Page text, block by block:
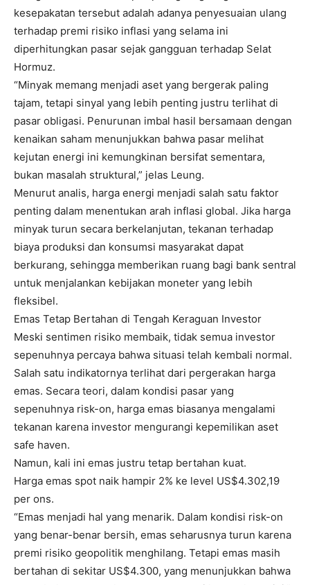
kesepakatan tersebut adalah adanya penyesuaian ulang
terhadap premi risiko inflasi yang selama ini
diperhitungkan pasar sejak gangguan terhadap Selat
Hormuz.
“Minyak memang menjadi aset yang bergerak paling
tajam, tetapi sinyal yang lebih penting justru terlihat di
pasar obligasi. Penurunan imbal hasil bersamaan dengan
kenaikan saham menunjukkan bahwa pasar melihat
kejutan energi ini kemungkinan bersifat sementara,
bukan masalah struktural,” jelas Leung.
Menurut analis, harga energi menjadi salah satu faktor
penting dalam menentukan arah inflasi global. Jika harga
minyak turun secara berkelanjutan, tekanan terhadap
biaya produksi dan konsumsi masyarakat dapat
berkurang, sehingga memberikan ruang bagi bank sentral
untuk menjalankan kebijakan moneter yang lebih
fleksibel.
Emas Tetap Bertahan di Tengah Keraguan Investor
Meski sentimen risiko membaik, tidak semua investor
sepenuhnya percaya bahwa situasi telah kembali normal.
Salah satu indikatornya terlihat dari pergerakan harga
emas. Secara teori, dalam kondisi pasar yang
sepenuhnya risk-on, harga emas biasanya mengalami
tekanan karena investor mengurangi kepemilikan aset
safe haven.
Namun, kali ini emas justru tetap bertahan kuat.
Harga emas spot naik hampir 2% ke level US$4.302,19
per ons.
“Emas menjadi hal yang menarik. Dalam kondisi risk-on
yang benar-benar bersih, emas seharusnya turun karena
premi risiko geopolitik menghilang. Tetapi emas masih
bertahan di sekitar US$4.300, yang menunjukkan bahwa